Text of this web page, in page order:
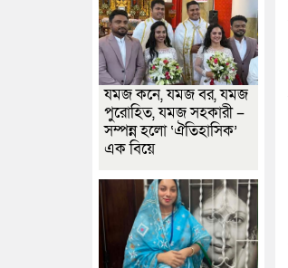
যমজ কনে, যমজ বর, যমজ
পুরোহিত, যমজ সহকারী –
সম্পন্ন হলো ‘ঐতিহাসিক’
এক বিয়ে